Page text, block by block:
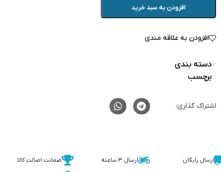
افزودن به سبد خرید
افزودن به علاقه مندی
دسته بندی
برچسب
اشتراک گذاری:
ارسال رایگان ارسال 3 ساعته ضمانت اصالت کالا